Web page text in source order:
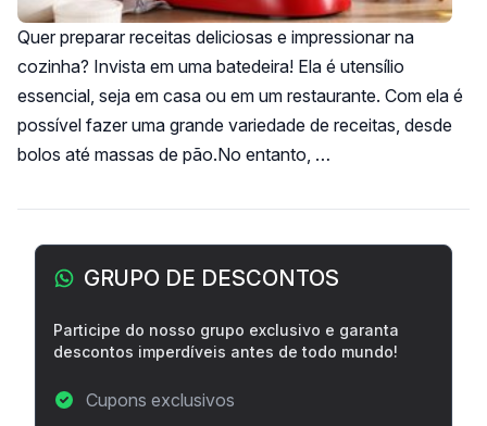
Quer preparar receitas deliciosas e impressionar na
cozinha? Invista em uma batedeira! Ela é utensílio
essencial, seja em casa ou em um restaurante. Com ela é
possível fazer uma grande variedade de receitas, desde
bolos até massas de pão.No entanto, …
Barra lateral
GRUPO DE DESCONTOS
Participe do nosso grupo exclusivo e garanta
descontos imperdíveis antes de todo mundo!
Cupons exclusivos